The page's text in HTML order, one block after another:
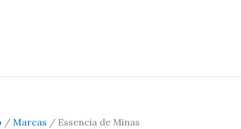
/ Marcas / Essencia de Minas